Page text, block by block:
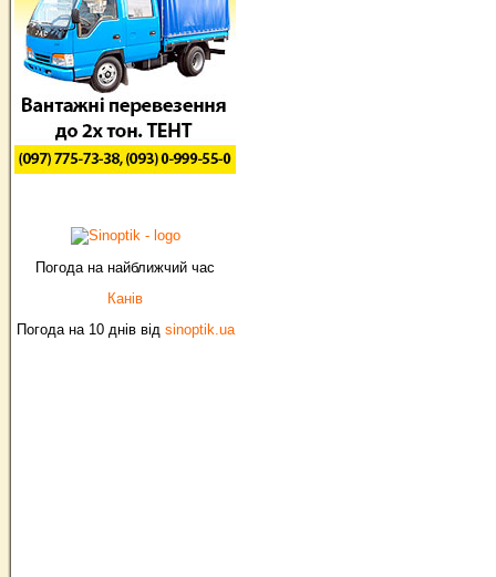
Погода на найближчий час
Канів
Погода на 10 днів від sinoptik.ua